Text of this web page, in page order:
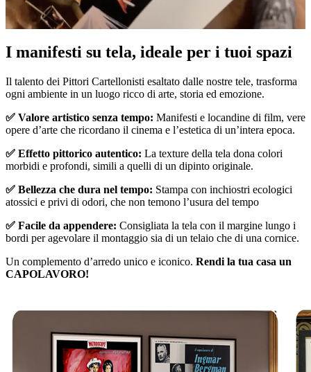
I manifesti su tela, ideale per i tuoi spazi
Il talento dei Pittori Cartellonisti esaltato dalle nostre tele, trasforma
ogni ambiente in un luogo ricco di arte, storia ed emozione.
✅ Valore artistico senza tempo: Manifesti e locandine di film, vere
opere d’arte che ricordano il cinema e l’estetica di un’intera epoca.
✅ Effetto pittorico autentico: La texture della tela dona colori
morbidi e profondi, simili a quelli di un dipinto originale.
✅ Bellezza che dura nel tempo: Stampa con inchiostri ecologici
atossici e privi di odori, che non temono l’usura del tempo
✅ Facile da appendere: Consigliata la tela con il margine lungo i
bordi per agevolare il montaggio sia di un telaio che di una cornice.
Un complemento d’arredo unico e iconico. Rendi la tua casa un
CAPOLAVORO!